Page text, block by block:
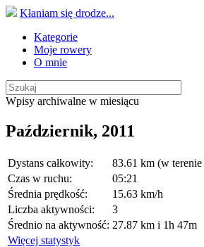
Kłaniam się drodze...
Kategorie
Moje rowery
O mnie
Wpisy archiwalne w miesiącu
Październik, 2011
Dystans całkowity:
83.61 km (w
Czas w ruchu:
05:21
Średnia prędkość:
15.63 km/h
Liczba aktywności:
3
Średnio na aktywność: 27.87 km i 1h 47m
Więcej statystyk